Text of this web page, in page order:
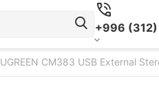
+996
UGREEN CM383 USB External